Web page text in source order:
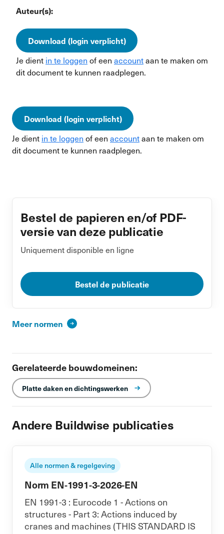
Auteur(s):
Download (login verplicht)
Je dient in te loggen of een accountaan te maken om
dit document te kunnen raadplegen.
Download (login verplicht)
Je dient in te loggen of een accountaan te maken om
dit document te kunnen raadplegen.
Bestel de papieren en/of PDF-
versie van deze publicatie
Uniquement disponible en ligne
Bestel de publicatie
Meer normen
Gerelateerde bouwdomeinen:
Platte daken en dichtingswerken
Andere Buildwise publicaties
Alle normen & regelgeving
Norm EN-1991-3-2026-EN
EN 1991-3 : Eurocode 1 - Actions on
structures - Part 3: Actions induced by
cranes and machines (THIS STANDARD IS